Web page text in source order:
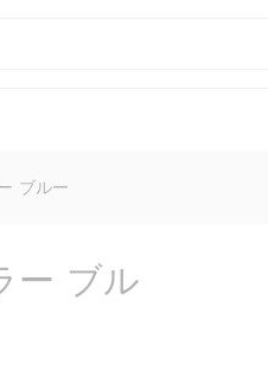
ブルー
ー ブル